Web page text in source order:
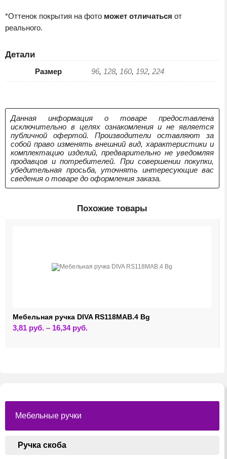
*Оттенок покрытия на фото может отличаться от
реального.
Детали
Размер 96, 128, 160, 192, 224
Данная информация о товаре предоставлена
исключительно в целях ознакомления и не является
публичной офертой. Производители оставляют за
собой право изменять внешний вид, характеристики и
комплектацию изделий, предварительно не уведомляя
продавцов и потребителей. При совершении покупки,
убедительная просьба, уточнять интересующие вас
сведения о товаре до оформления заказа.
Похожие товары
Мебельная ручка DIVA RS118MAB.4 Bg
3,81 руб. – 16,34 руб.
Мебельные ручки
Ручка скоба